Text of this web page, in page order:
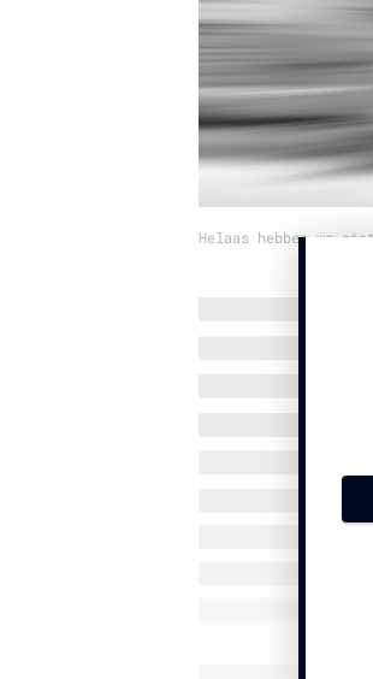
Helaas hebben we